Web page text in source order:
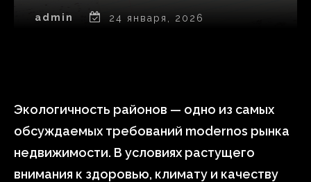
admin 24 января, 2026
Экологичность районов — одно из самых
обсуждаемых требований modernos рынка
недвижимости. В условиях растущего
внимания к здоровью, климату и качеству